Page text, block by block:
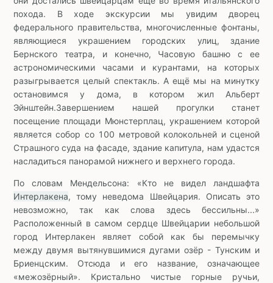
похода. В ходе экскурсии мы увидим дворец
федерального правительства, многочисленные фонтаны,
являющиеся украшением городских улиц, здание
Бернского театра, и конечно, Часовую башню с ее
астрономическими часами и курантами, на которых
разыгрывается целый спектакль. А ещё мы на минутку
остановимся у дома, в котором жил Альберт
Эйнштейн.Завершением нашей прогулки станет
посещение площади Мюнстерплац, украшением которой
является собор со 100 метровой колокольней и сценой
Страшного суда на фасаде, здание капитула, нам удастся
насладиться панорамой нижнего и верхнего города.
По словам Мендельсона: «Кто не видел ландшафта
Интерлакена, тому неведома Швейцария. Описать это
невозможно, так как слова здесь бессильны...»
Расположенный в самом сердце Швейцарии небольшой
город Интерлакен являет собой как бы перемычку
между двумя вытянувшимися дугами озёр - Тунским и
Бриенцским. Отсюда и его название, означающее
«межозёрный». Кристально чистые горные ручьи,